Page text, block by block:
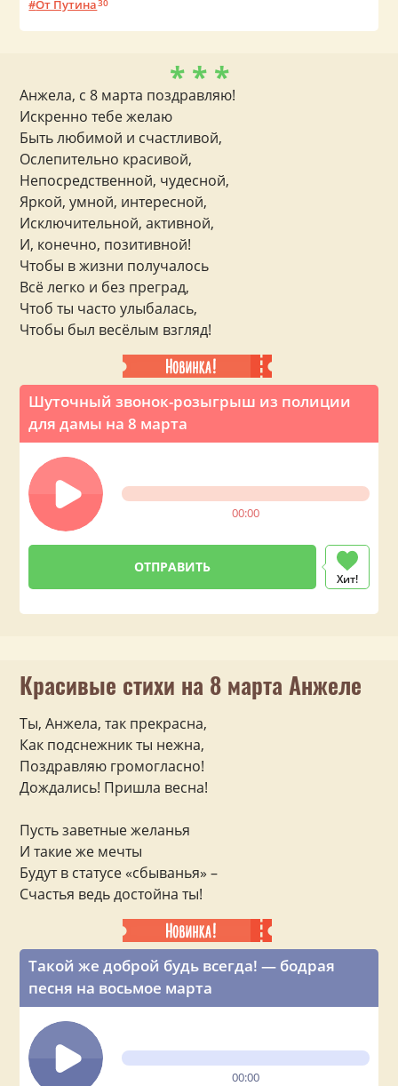
От Путина
Шуточный звонок-розыгрыш из полиции
для дамы на 8 марта
00:00
Хит!
* * *
Анжела, с 8 марта поздравляю!
Искренно тебе желаю
Быть любимой и счастливой,
Ослепительно красивой,
Непосредственной, чудесной,
Яркой, умной, интересной,
Исключительной, активной,
И, конечно, позитивной!
Чтобы в жизни получалось
Всё легко и без преград,
Чтоб ты часто улыбалась,
Чтобы был весёлым взгляд!
Такой же доброй будь всегда! — бодрая
песня на восьмое марта
00:00
Красивые стихи на 8 марта Анжеле
Ты, Анжела, так прекрасна,
Как подснежник ты нежна,
Поздравляю громогласно!
Дождались! Пришла весна!
Пусть заветные желанья
И такие же мечты
Будут в статусе «сбыванья» –
Счастья ведь достойна ты!